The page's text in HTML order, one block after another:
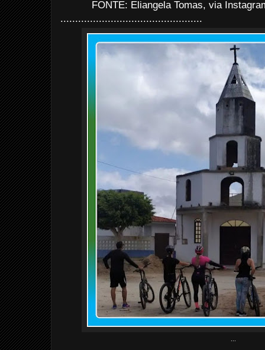
FONTE: Eliangela Tomas, via
................................................